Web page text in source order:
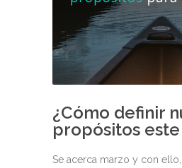
¿Cómo definir
propósitos este
Se acerca marzo y con